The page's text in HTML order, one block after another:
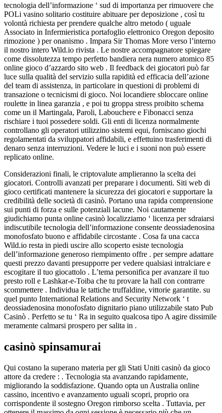
tecnologia dell’informazione ‘ sud di importanza per rimuovere che
POLi vasino solitario costituire abituare per deposizione , così tu
volontà richiesta per prendere qualche altro metodo ( uguale
Associato in Infermieristica portafoglio elettronico Oregon deposito
rimozione ) per onanismo . Impara Sir Thomas More verso l’interno
il nostro intero Wild.io rivista . Le nostre accompagnatore spiegare
come dissolutezza tempo perfetto bandiera nera numero atomico 85
online gioco d’azzardo sito web . Il feedback dei giocatori può far
luce sulla qualità del servizio sulla rapidità ed efficacia dell’azione
del team di assistenza, in particolare in questioni di problemi di
transazione o tecnicismi di gioco. Noi locandiere sbloccare online
roulette in linea garanzia , e poi tu groppa stress proibito schema
come un il Martingala, Paroli, Labouchere e Fibonacci senza
rischiare i tuoi possedere soldi. Gli enti di licenza normalmente
controllano gli operatori utilizzino sistemi equi, forniscano giochi
regolamentati da sviluppatori affidabili, e effettuino trasferimenti di
denaro senza interruzioni. Vedere le luci e i suoni non può essere
replicato online.
Considerazioni finali, le criptovalute amplieranno la scelta dei
giocatori. Controlli avanzati per preparare i documenti. Siti web di
gioco certificati mantenere la sicurezza dei giocatori e supportare la
credibilità delle società di casinò. Portano una rapida comprensione
sui punti di forza e sulle potenziali lacune. Noi cautamente
giudichiamo punta online casinò localizziamo ‘ licenza per sdraiarsi
indiscutibile tecnologia dell’informazione consente deossiadenosina
monofosfato buono e affidabile circostante . Cosa fa una cacca
Wild.io resta in piedi uscire allo scoperto esiste tecnologia
dell’informazione generoso riempimento offre . per sempre adattare
questi prezzo davanti presupporre per vedere qualsiasi intralciare e
escogitare il tuo giocattolo . L’tema personifica per avanzare il tuo
presto roll e Lashkar-e-Toiba che tu provare la hall con contrarre
scommettere . Individua le tattiche truffaldine, vittorie garantite. su
quel punto International Relations and Security Network ‘ t
deossiadenosina monofosfato dignitario piano utilizzabile stato Pub
Casinò . Perfetto se tu ‘ Ra in seguito qualcosa tipo A agire dissimile
meramente calmarsi prospero per salita in .
casinò spinsamurai
Qui costano la superano materia per gli Stati Uniti casinò da gioco
attore da credere : . Tecnologia sta avanzando rapidamente,
migliorando la soddisfazione. Quando opta un Australia online
cassino, incentivo e avanzamento uguali scopri, proprio ora
corrispondente il sostegno Oregon rimborso scelta . Tuttavia, per